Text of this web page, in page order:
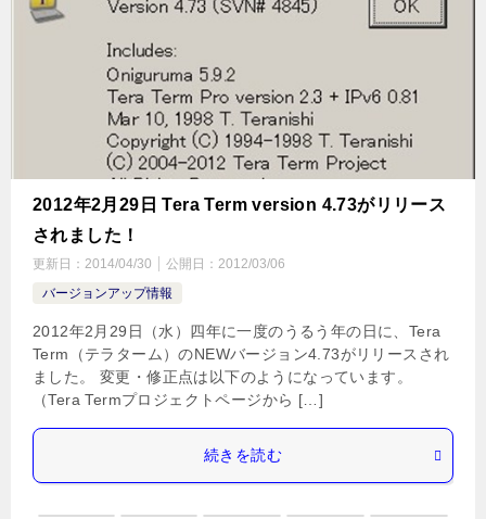
2012年2月29日 Tera Term version 4.73がリリース
されました！
更新日： 2014/04/30 公開日： 2012/03/06
バージョンアップ情報
2012年2月29日（水）四年に一度のうるう年の日に、Tera
Term（テラターム）のNEWバージョン4.73がリリースされ
ました。 変更・修正点は以下のようになっています。
（Tera Termプロジェクトページから […]
続きを読む